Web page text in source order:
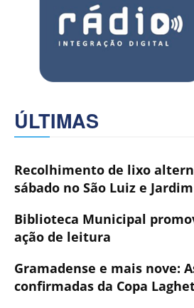
ÚLTIMAS
Recolhimento de lixo
sábado no São Luiz e
Biblioteca Municipal
ação de leitura
Gramadense e mais nove:
confirmadas da Copa